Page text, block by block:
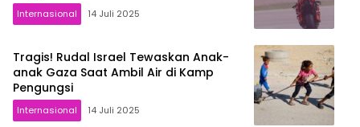
Internasional 14 Juli 2025
Tragis! Rudal Israel Tewaskan Anak-
anak Gaza Saat Ambil Air di Kamp
Pengungsi
Internasional 14 Juli 2025